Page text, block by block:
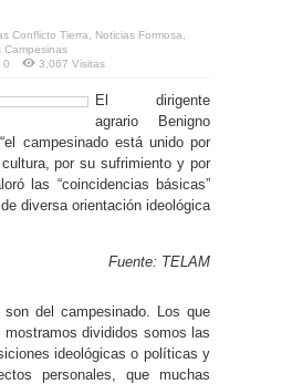
Conflicto Tierra Noticias Formosa
Campesinas
0 3,067 Visitas
El dirigente
agrario Benigno
campesinado está unido por
por su sufrimiento y por
las “coincidencias básicas”
diversa orientación ideológica
Fuente: TELAM
son del campesinado. Los que
divididos somos las
ideológicas o políticas y
personales, que muchas